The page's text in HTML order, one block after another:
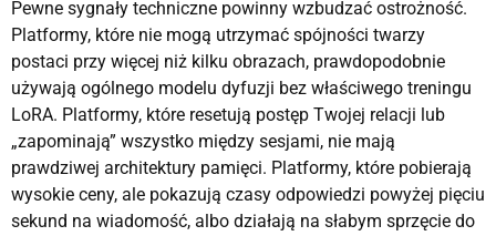
Pewne sygnały techniczne powinny wzbudzać ostrożność.
Platformy, które nie mogą utrzymać spójności twarzy
postaci przy więcej niż kilku obrazach, prawdopodobnie
używają ogólnego modelu dyfuzji bez właściwego treningu
LoRA. Platformy, które resetują postęp Twojej relacji lub
„zapominają” wszystko między sesjami, nie mają
prawdziwej architektury pamięci. Platformy, które pobierają
wysokie ceny, ale pokazują czasy odpowiedzi powyżej pięciu
sekund na wiadomość, albo działają na słabym sprzęcie do